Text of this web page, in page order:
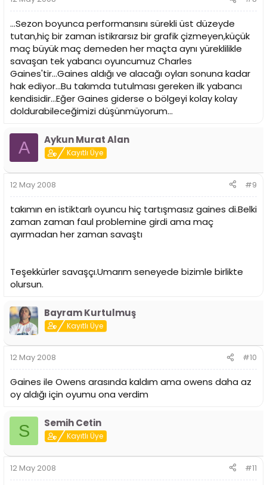
...Sezon boyunca performansını sürekli üst düzeyde
tutan,hiç bir zaman istikrarsız bir grafik çizmeyen,küçük
maç büyük maç demeden her maçta aynı yüreklilikle
savaşan tek yabancı oyuncumuz Charles
Gaines'tir...Gaines aldığı ve alacağı oyları sonuna kadar
hak ediyor...Bu takımda tutulması gereken ilk yabancı
kendisidir...Eğer Gaines giderse o bölgeyi kolay kolay
doldurabileceğimizi düşünmüyorum...
A Aykun Murat Alan
Kayıtlı Üye
12 May 2008 #9
takımın en istiktarlı oyuncu hiç tartışmasız gaines di.Belki
zaman zaman faul problemine girdi ama maç
ayırmadan her zaman savaştı
Teşekkürler savaşçı.Umarım seneyede bizimle birlikte
olursun.
Bayram Kurtulmuş
Kayıtlı Üye
12 May 2008 #10
Gaines ile Owens arasında kaldım ama owens daha az
oy aldığı için oyumu ona verdim
S Semih Cetin
Kayıtlı Üye
12 May 2008 #11